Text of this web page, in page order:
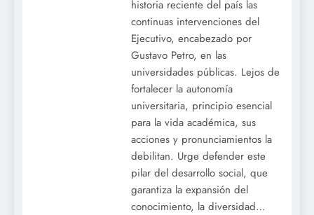
historia reciente del país las
continuas intervenciones del
Ejecutivo, encabezado por
Gustavo Petro, en las
universidades públicas. Lejos de
fortalecer la autonomía
universitaria, principio esencial
para la vida académica, sus
acciones y pronunciamientos la
debilitan. Urge defender este
pilar del desarrollo social, que
garantiza la expansión del
conocimiento, la diversidad…